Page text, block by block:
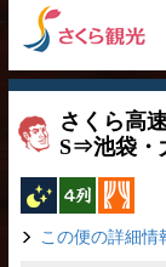
さくら高
S⇒池袋・
夜行バス
横4列
この便の詳細情